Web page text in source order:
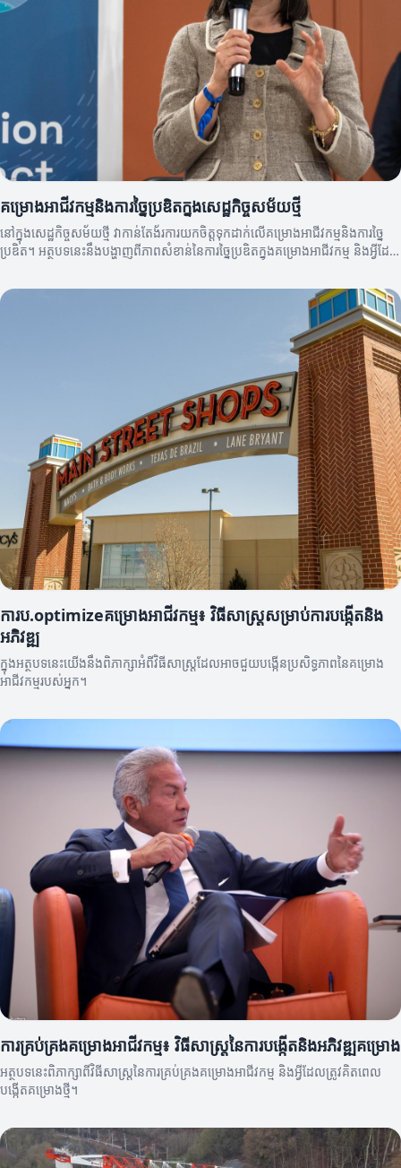
គម្រោងអាជីវកម្មនិងការច្នៃប្រឌិតក្នុងសេដ្ឋកិច្ចសម័យថ្មី
នៅក្នុងសេដ្ឋកិច្ចសម័យថ្មី វាកាន់តែង័រការយកចិត្តទុកដាក់លើគម្រោងអាជីវកម្មនិងការច្នៃ
ប្រឌិត។ អត្ថបទនេះនឹងបង្ហាញពីភាពសំខាន់នៃការច្នៃប្រឌិតក្នុងគម្រោងអាជីវកម្ម និងអ្វីដែល
ការប.optimizeគម្រោងអាជីវកម្ម៖ វិធីសាស្ត្រសម្រាប់ការបង្កើតនិង
អភិវឌ្ឍ
ក្នុងអត្ថបទនេះយើងនឹងពិភាក្សាអំពីវិធីសាស្ត្រដែលអាចជួយបង្កើនប្រសិទ្ធភាពនៃគម្រោង
អាជីវកម្មរបស់អ្នក។
ការគ្រប់គ្រងគម្រោងអាជីវកម្ម៖ វិធីសាស្ត្រនៃការបង្កើតនិងអភិវឌ្ឍគម្រោង
អត្ថបទនេះពិភាក្សាពីវិធីសាស្ត្រនៃការគ្រប់គ្រងគម្រោងអាជីវកម្ម និងអ្វីដែលត្រូវគិតពេល
បង្កើតគម្រោងថ្មី។